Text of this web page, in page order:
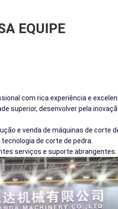
EQUIPE
com rica experiência e
superior, desenvolver pela
e venda de máquinas de corte
de corte de pedra.
serviços e suporte abrangentes.